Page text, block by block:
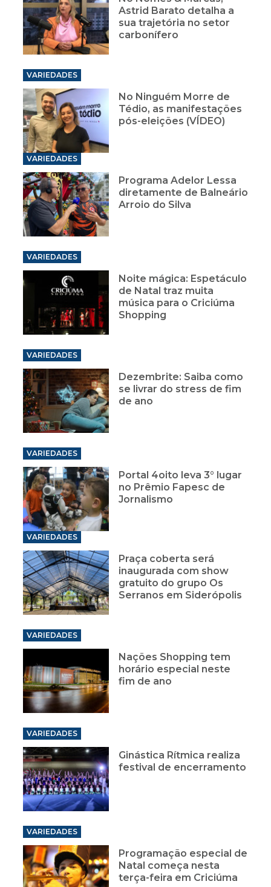
Astrid Barato detalha a
sua trajetória no setor
carbonífero
VARIEDADES
No Ninguém Morre de
Tédio, as manifestações
pós-eleições (VÍDEO)
VARIEDADES
Programa Adelor Lessa
diretamente de Balneário
Arroio do Silva
VARIEDADES
Noite mágica: Espetáculo
de Natal traz muita
música para o Criciúma
Shopping
VARIEDADES
Dezembrite: Saiba como
se livrar do stress de fim
de ano
VARIEDADES
Portal 4oito leva 3° lugar
no Prêmio Fapesc de
Jornalismo
VARIEDADES
Praça coberta será
inaugurada com show
gratuito do grupo Os
Serranos em Siderópolis
VARIEDADES
Nações Shopping tem
horário especial neste
fim de ano
VARIEDADES
Ginástica Rítmica realiza
festival de encerramento
VARIEDADES
Programação especial de
Natal começa nesta
terça-feira em Criciúma